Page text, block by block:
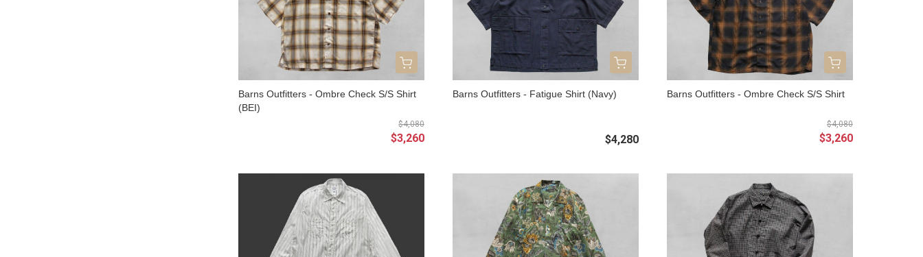
Barns Outfitters - Ombre Check S/S Shirt
(BEI)
$4,080
$3,260
Barns Outfitters - Fatigue Shirt (Navy)
$4,280
Barns Outfitters - Ombre Check S/S Shirt
$4,080
$3,260